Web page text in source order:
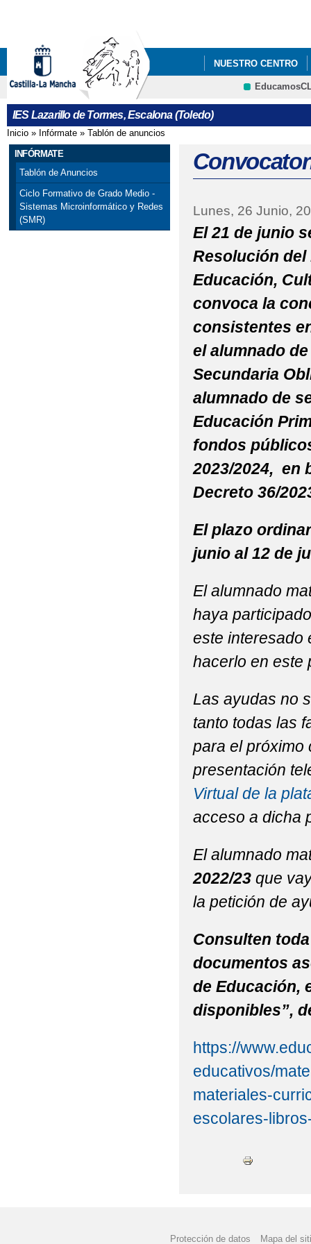
NUESTRO CENTRO
INFÓRMATE
IES Lazarillo de Tormes, Escalona (Toledo)
Se encuentra usted aquí
Inicio » Infórmate » Tablón de anuncios
INFÓRMATE
Tablón de Anuncios
Ciclo Formativo de Grado Medio -
Sistemas Microinformático y Redes
(SMR)
Lunes, 26 Junio,
El 21 de junio
Resolución del
Educación,
convoca la
consistentes
el alumnado
Secundaria
alumnado de
Educación
fondos
2023/2024, en
Decreto 36/
El plazo
junio al 12 de
El alumnado
haya
este interesado
hacerlo en este
Las ayudas no
tanto todas las
para el próximo
presentación
Virtual de la
acceso a dicha
El alumnado
2022/23que
la petición de
Consulten
documentos
de Educación,
disponibles”,
https://
educativos/
materiales-
escolares-
Protección de datos Mapa del